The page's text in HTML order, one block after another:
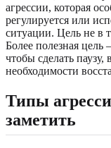
агрессии, которая
регулируется или
ситуации. Цель не в
Более полезная цель
чтобы сделать
необходимости
Типы
заметить